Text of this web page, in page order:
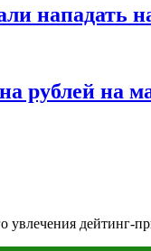
нападать
рублей на
увлечения дейтинг-